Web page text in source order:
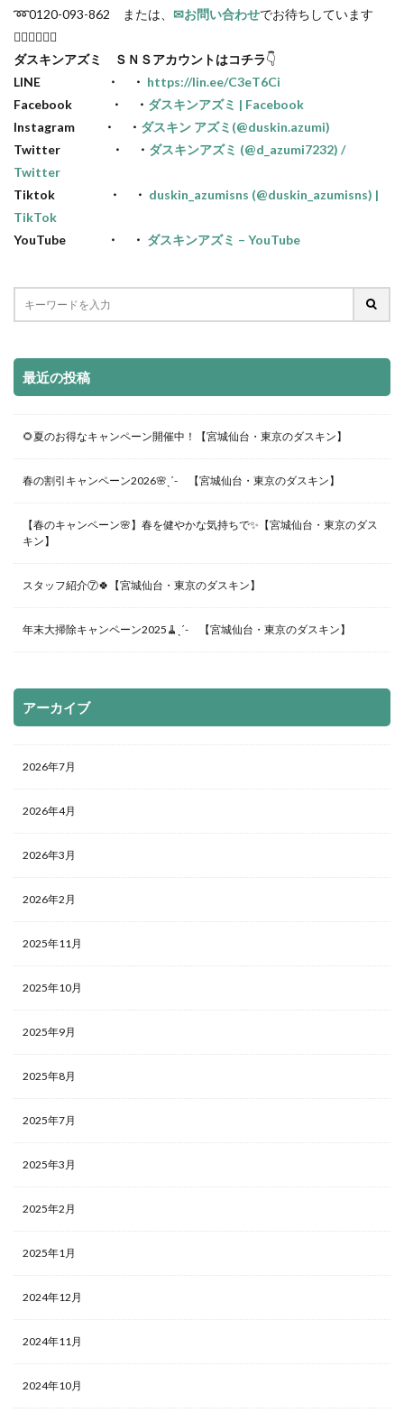
➿0120-093-862 または、 ✉お問い合わせでお待ちしています
🙋🏻‍♂️🙋🏻‍♀️
ダスキンアズミ ＳＮＳアカウントはコチラ👇
LINE ・ ・ https://lin.ee/C3eT6Ci
Facebook ・ ・ ダスキンアズミ | Facebook
Instagram ・ ・ ダスキン アズミ(@duskin.azumi)
Twitter ・ ・ ダスキンアズミ (@d_azumi7232) /
Twitter
Tiktok ・ ・ duskin_azumisns (@duskin_azumisns) |
TikTok
YouTube ・ ・ ダスキンアズミ – YouTube
最近の投稿
🌻夏のお得なキャンペーン開催中！【宮城仙台・東京のダスキン】
春の割引キャンペーン2026🌸ˎˊ- 【宮城仙台・東京のダスキン】
【春のキャンペーン🌸】春を健やかな気持ちで✨【宮城仙台・東京のダス
キン】
スタッフ紹介⑦🍀【宮城仙台・東京のダスキン】
年末大掃除キャンペーン2025🧹ˎˊ- 【宮城仙台・東京のダスキン】
アーカイブ
2026年7月
2026年4月
2026年3月
2026年2月
2025年11月
2025年10月
2025年9月
2025年8月
2025年7月
2025年3月
2025年2月
2025年1月
2024年12月
2024年11月
2024年10月